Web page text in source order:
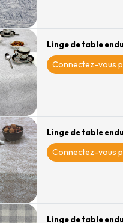
Linge de table
Connectez-vous
Linge de table
Connectez-vous
Linge de table